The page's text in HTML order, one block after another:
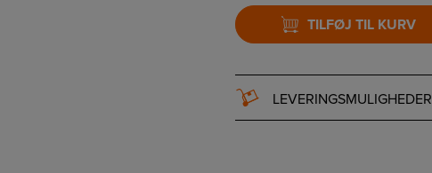
TILFØJ TIL KURV
LEVERINGSMULIGHEDER